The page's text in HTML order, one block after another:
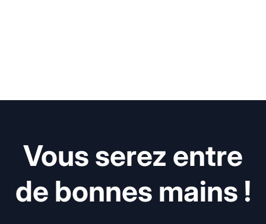
Vous serez entre
de bonnes mains !